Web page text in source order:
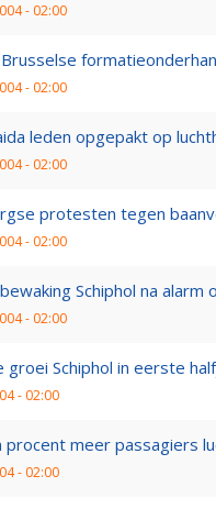
- 02:00
- 02:00
leden opgepakt op
- 02:00
protesten tegen
- 02:00
Schiphol na
- 02:00
groei Schiphol in eerste
- 02:00
procent meer passagiers
- 02:00